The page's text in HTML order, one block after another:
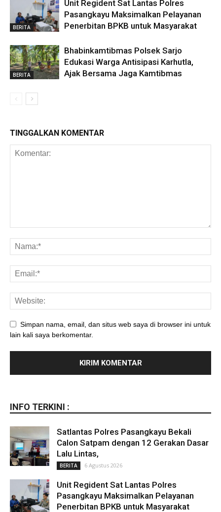
BERITA
Unit Regident Sat Lantas Polres
Pasangkayu Maksimalkan Pelayanan
Penerbitan BPKB untuk Masyarakat
BERITA
Bhabinkamtibmas Polsek Sarjo
Edukasi Warga Antisipasi Karhutla,
Ajak Bersama Jaga Kamtibmas
TINGGALKAN KOMENTAR
Simpan nama, email, dan situs web saya di browser ini untuk
lain kali saya berkomentar.
INFO TERKINI :
Satlantas Polres Pasangkayu Bekali
Calon Satpam dengan 12 Gerakan Dasar
Lalu Lintas,
BERITA 6 Agustus 2026
Unit Regident Sat Lantas Polres
Pasangkayu Maksimalkan Pelayanan
Penerbitan BPKB untuk Masyarakat